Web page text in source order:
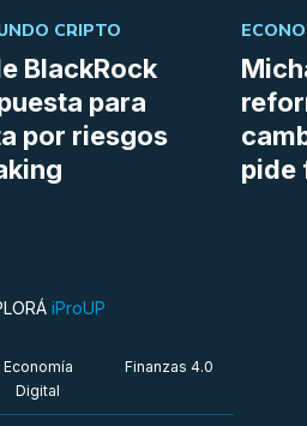
BlackRock
para
por riesgos
CRIPTO
pide
iProUP
Economía
Digital
Finanzas 4.0